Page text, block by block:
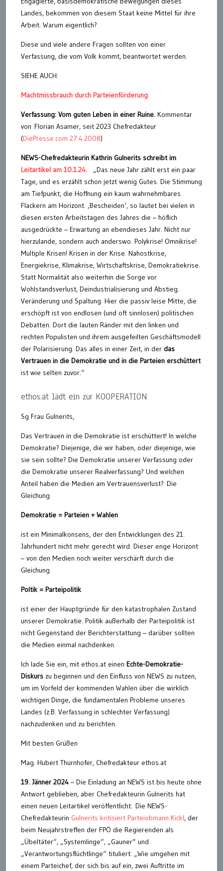
Landes, bekommen von diesem Staat keine Mittel für ihre
Arbeit. Warum eigentlich?
Diese und viele andere Fragen sollten von einer
Verfassung, die vom Volk kommt, beantwortet werden.
SIEHE AUCH:
Machtmissbrauch durch Parteienförderung
Verfassung: Vom guten Leben in einer Ruine. Kommentar
von Florian Asamer, seit 2023 Chefredakteur
(DiePresse.com 27.4.2008)
NEWS-Chefredakteurin Kathrin Gulnerits schreibt im
Leitartikel am 10.1.24.
„Das neue Jahr zählt erst ein paar
Tage, und es erzählt schon jetzt wenig Gutes. Die Stimmung
am Tiefpunkt, die Hoffnung ein kaum wahrnehmbares
Flackern am Horizont. ‚Bescheiden‘, so lautet bei vielen in
diesen ersten Arbeitstagen des Jahres die – höflich
ausgedrückte – Erwartung an ebendieses Jahr. Nicht nur
hierzulande, sondern auch anderswo. Polykrise! Omnikrise!
Multiple Krisen! Krisen in der Krise. Nahostkrise,
Energiekrise, Klimakrise, Wirtschaftskrise, Demokratiekrise.
Statt Normalität also weiterhin die Sorge vor
Wohlstandsverlust, Deindustrialisierung und Abstieg.
Veränderung und Spaltung. Hier die passiv leise Mitte, die
erschöpft ist von endlosen (und oft sinnlosen) politischen
Debatten. Dort die lauten Ränder mit den linken und
rechten Populisten und ihrem ausgefeilten Geschäftsmodell
der Polarisierung. Das alles in einer Zeit, in der das
Vertrauen in die Demokratie und in die Parteien erschüttert
ist wie selten zuvor.“
ethos.at lädt ein zur KOOPERATION
Sg Frau Gulnerits,
Das Vertrauen in die Demokratie ist erschüttert! In welche
Demokratie? Diejenige, die wir haben, oder diejenige, wie
sie sein sollte? Die Demokratie unserer Verfassung oder
die Demokratie unserer Realverfassung? Und welchen
Anteil haben die Medien am Vertrauensverlust? Die
Gleichung
Demokratie = Parteien + Wahlen
ist ein Minimalkonsens, der den Entwicklungen des 21.
Jahrhundert nicht mehr gerecht wird. Dieser enge Horizont
– von den Medien noch weiter verschärft durch die
Gleichung
Poltik = Parteipolitik
ist einer der Hauptgründe für den katastrophalen Zustand
unserer Demokratie. Politik außerhalb der Parteipolitik ist
nicht Gegenstand der Berichterstattung – darüber sollten
die Medien einmal nachdenken.
Ich lade Sie ein, mit ethos.at einen Echte-Demokratie-
Diskurs zu beginnen und den Einfluss von NEWS zu nutzen,
um im Vorfeld der kommenden Wahlen über die wirklich
wichtigen Dinge, die fundamentalen Probleme unseres
Landes (z.B. Verfassung in schlechter Verfassung)
nachzudenken und zu berichten.
Mit besten Grüßen
Mag. Hubert Thurnhofer, Chefredakteur ethos.at
19. Jänner 2024 – Die Einladung an NEWS ist bis heute ohne
Antwort geblieben, aber Chefredakteurin Gulnerits hat
einen neuen Leitartikel veröffentlicht: Die NEWS-
Chefredakteurin Gulnerits kritisiert Parteiobmann Kickl, der
beim Neujahrstreffen der FPÖ die Regierenden als
„Übeltäter“, „Systemlinge“, „Gauner“ und
„Verantwortungsflüchtlinge“ tituliert: „Wie umgehen mit
einem Parteichef, der sich bis auf ein, zwei Auftritte im